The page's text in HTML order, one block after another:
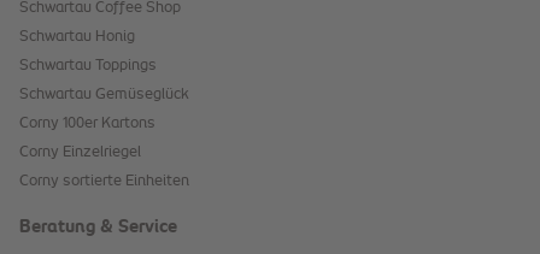
Schwartau Coffee Shop
Schwartau Honig
Schwartau Toppings
Schwartau Gemüseglück
Corny 100er Kartons
Corny Einzelriegel
Corny sortierte Einheiten
Beratung & Service